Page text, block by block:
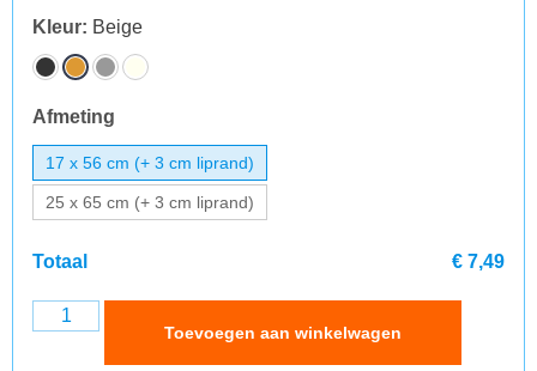
Kleur: Beige
Afmeting
17 x 56 cm (+ 3 cm liprand)
25 x 65 cm (+ 3 cm liprand)
Totaal € 7,49
Toevoegen aan winkelwagen